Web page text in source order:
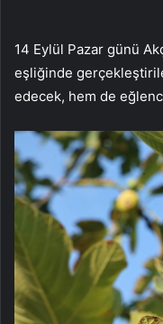
14 Eylül Pazar günü
eşliğinde
edecek, hem de